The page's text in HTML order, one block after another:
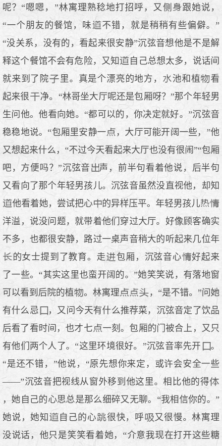
呢？“嗯嗯，”林寓理熟稔地打招呼，又侧
跟她说，
“一个朋友的餐馆，味
不错，就是稍稍有些偏僻。”
“没关系，没有的，看起来很安静”沉弦音想他是不是解
释这个餐馆不会有危险，又知
自己总想太多，说话间
就来到了院
里。真是个漂亮的地方， 池和植
看
起来很
净。“林哥坐大厅呢还是包厢呀？”那个年轻男
生问他。他看向她。“都可以的，你决定就好。”沉弦音
稳稳地说。“包厢里安静一
，大厅可能开阔一些，”他
又想起来什么，“不过今天看起来大厅也没有很闹”“包厢
吧，方便吗？”沉弦音
声，前半句看着他说，后半句
又看向了那个年轻男孩儿。沉弦音虽然没直视他，却知
他看着她，尝试把心
的异样压平。年轻男孩儿
洋溢，说没问题，就带着他们穿过大厅。好像顾客确实
不多，也都很安静，路过一桌声音稍大的听起来几位年
的女士提到了教育。走
包厢，沉弦音心
好起来
了一些。“其实这里也蛮开阔的。”她笑笑说，有落地窗
可以看到后院的植
。林寓理
，“是不错。”问她
有什么忌
，又问今天有什么推荐菜，沉弦音定了饮品
后看了看时间，也才七
一刻。包厢的门被合上，又只
有他们两个人了。“这里环境很好。”沉弦音率先开
。
“是还不错，”他说，“原先想你来定，或许会安全一些
——”沉弦音把视线从窗外移到他这里。相比他的得
，她自己的心思总是那么细碎又无聊。“我相信你的。”
她说，她知
自己的心 很快，呼
又很慢。林寓理
没说话，他只是笑笑看着她，“介意我现在打开这些糖